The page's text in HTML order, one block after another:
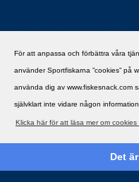
För att anpassa och förbättra våra
använder Sportfiskarna ”cookies” på
använda dig av www.fiskesnack.com
självklart inte vidare någon information
Klicka här för att läsa mer om
Det